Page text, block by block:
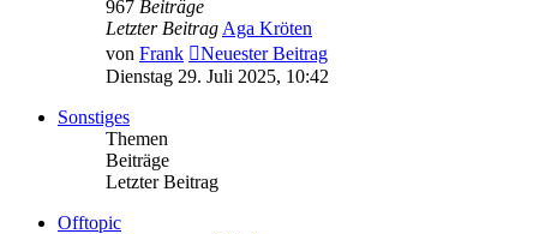
967 Beiträge
Letzter BeitragAga Kröten
von Frank
Neuester Beitrag
Dienstag 29. Juli 2025, 10:42
Sonstiges
Themen
Beiträge
Letzter Beitrag
Offtopic